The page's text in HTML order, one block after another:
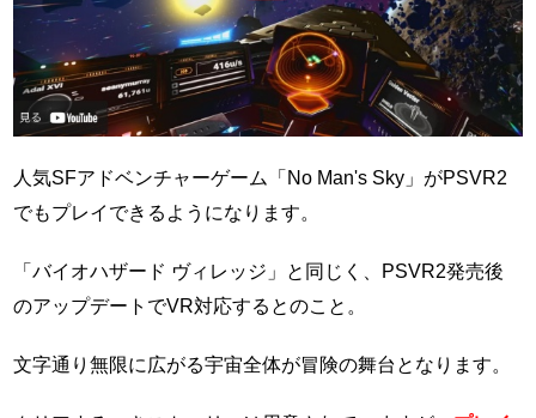
人気SFアドベンチャーゲーム「No Man's Sky」がPSVR2
でもプレイできるようになります。
「バイオハザード ヴィレッジ」と同じく、PSVR2発売後
のアップデートでVR対応するとのこと。
文字通り無限に広がる宇宙全体が冒険の舞台となります。